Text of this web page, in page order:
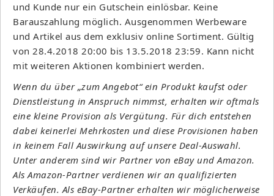
und Kunde nur ein Gutschein einlösbar. Keine
Barauszahlung möglich. Ausgenommen Werbeware
und Artikel aus dem exklusiv online Sortiment. Gültig
von 28.4.2018 20:00 bis 13.5.2018 23:59. Kann nicht
mit weiteren Aktionen kombiniert werden.
Wenn du über „zum Angebot“ ein Produkt kaufst oder
Dienstleistung in Anspruch nimmst, erhalten wir oftmals
eine kleine Provision als Vergütung. Für dich entstehen
dabei keinerlei Mehrkosten und diese Provisionen haben
in keinem Fall Auswirkung auf unsere Deal-Auswahl.
Unter anderem sind wir Partner von eBay und Amazon.
Als Amazon-Partner verdienen wir an qualifizierten
Verkäufen. Als eBay-Partner erhalten wir möglicherweise